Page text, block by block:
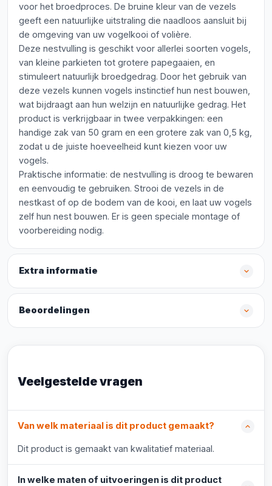
voor het broedproces. De bruine kleur van de vezels
geeft een natuurlijke uitstraling die naadloos aansluit bij
de omgeving van uw vogelkooi of volière.
Deze nestvulling is geschikt voor allerlei soorten vogels,
van kleine parkieten tot grotere papegaaien, en
stimuleert natuurlijk broedgedrag. Door het gebruik van
deze vezels kunnen vogels instinctief hun nest bouwen,
wat bijdraagt aan hun welzijn en natuurlijke gedrag. Het
product is verkrijgbaar in twee verpakkingen: een
handige zak van 50 gram en een grotere zak van 0,5 kg,
zodat u de juiste hoeveelheid kunt kiezen voor uw
vogels.
Praktische informatie: de nestvulling is droog te bewaren
en eenvoudig te gebruiken. Strooi de vezels in de
nestkast of op de bodem van de kooi, en laat uw vogels
zelf hun nest bouwen. Er is geen speciale montage of
voorbereiding nodig.
Extra informatie
Beoordelingen
Veelgestelde vragen
Van welk materiaal is dit product gemaakt?
Dit product is gemaakt van kwalitatief materiaal.
In welke maten of uitvoeringen is dit product